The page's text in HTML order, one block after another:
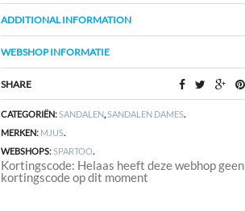
ADDITIONAL INFORMATION
WEBSHOP INFORMATIE
SHARE
CATEGORIËN:SANDALEN,SANDALEN DAMES.
MERKEN: MJUS.
WEBSHOPS:SPARTOO.
Kortingscode: Helaas heeft deze webhop geen
kortingscode op dit moment